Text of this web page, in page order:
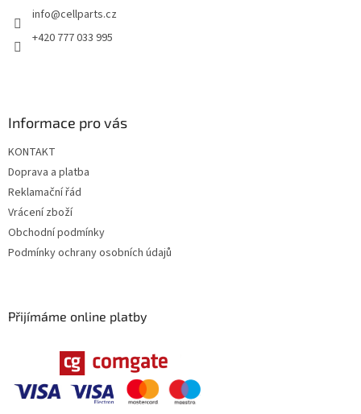
info@cellparts.cz
+420 777 033 995
Informace pro vás
KONTAKT
Doprava a platba
Reklamační řád
Vrácení zboží
Obchodní podmínky
Podmínky ochrany osobních údajů
Přijímáme online platby